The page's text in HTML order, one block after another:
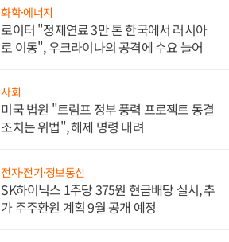
화학·에너지
로이터 "정제연료 3만 톤 한국에서 러시아
로 이동", 우크라이나의 공격에 수요 늘어
사회
미국 법원 "트럼프 정부 풍력 프로젝트 동결
조치는 위법", 해제 명령 내려
전자·전기·정보통신
SK하이닉스 1주당 375원 현금배당 실시, 추
가 주주환원 계획 9월 공개 예정